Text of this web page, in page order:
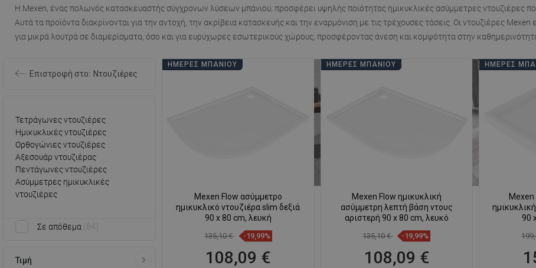
Η Mexen, ένας πολωνός κατασκευαστής σύγχρονων λύσεων μπάνιου, προσφέρει υψηλής ποιότητας ημικυκλικές ασύμμετρες ντουζιέρες
Αυτά τα προϊόντα διακρίνονται για την αντοχή, την ακρίβεια κατασκευής και την εναρμόνιση με τις τρέχουσες τάσεις. Οι ντουζιέρες
για μικρά λουτρά σε διαμερίσματα, όσο και για ευρύχωρες εσωτερικούς χώρους, προσφέροντας άνεση και κομψότητα στην
Τετράγωνες ντουζιέρες
Ημικυκλικές ντουζιέρες
Ορθογώνιες ντουζιέρες
Αξεσουάρ ντουζιέρας
Πεντάγωνες ντουζιέρες
Ασύμμετρες ημικυκλικές
ντουζιέρες
Σε απόθεμα 84
Τιμή
Επιστροφή στο: Ντουζιέρες
ΗΜΈΡΕΣ ΜΠΆΝΙΟΥ
Mexen Flow ασύμμετρο
ημικυκλικό ντουζιέρα slim δεξιά
90 x 80 cm, λευκή
135,10 € -19,99%
108,09 €
ΗΜΈΡΕΣ ΜΠΆΝΙΟΥ
Mexen Flow ημικυκλική
ασύμμετρη λεπτή βάση ντους
αριστερή 90 x 80 cm, λευκό
135,10 € -19,99%
108,09 €
ΗΜΈΡΕΣ
90